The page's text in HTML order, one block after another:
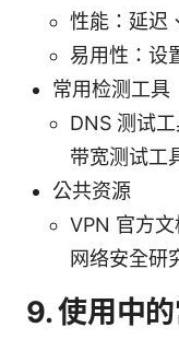
性能：延迟
易用性：设
常用检测工具
DNS 测试
带宽测试工
公共资源
VPN 官方文
网络安全研
9. 使用中